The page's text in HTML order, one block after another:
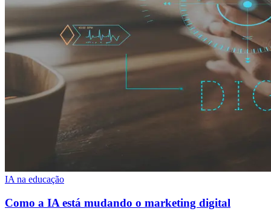
IA na educação
Como a IA está mudando o marketing digital